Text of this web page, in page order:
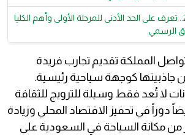
تنسيق الجامعات 2026.. تعرف على الحد الأدنى للمرحلة الأولى وأهم الكليا
الرسمي
رؤية 2030، تواصل المملكة تقديم تجارب فريدة
جاذبيتها كوجهة سياحية رئيسية.
لا تُعد فقط وسيلة للترويج للثقافة
دوراً في تحفيز الاقتصاد المحلي وزيادة
من مكانة السياحة في السعودية على